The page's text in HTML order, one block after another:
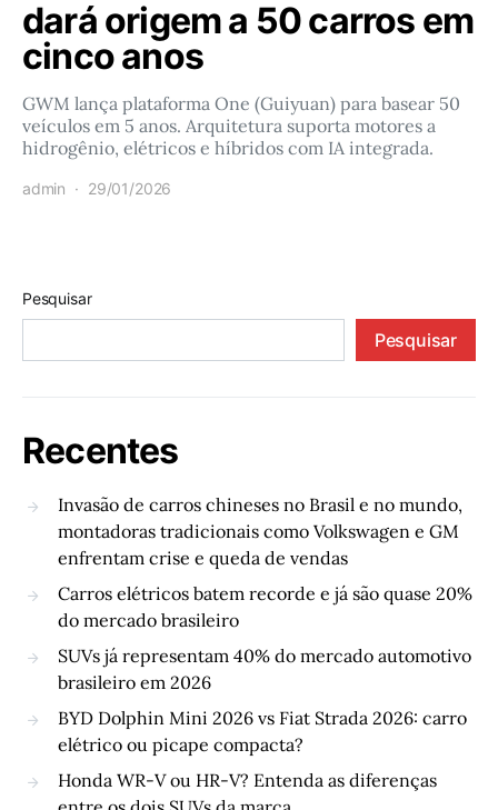
dará origem a 50 carros em
cinco anos
GWM lança plataforma One (Guiyuan) para basear 50
veículos em 5 anos. Arquitetura suporta motores a
hidrogênio, elétricos e híbridos com IA integrada.
admin 29/01/2026
Pesquisar
Pesquisar
Recentes
Invasão de carros chineses no Brasil e no mundo,
montadoras tradicionais como Volkswagen e GM
enfrentam crise e queda de vendas
Carros elétricos batem recorde e já são quase 20%
do mercado brasileiro
SUVs já representam 40% do mercado automotivo
brasileiro em 2026
BYD Dolphin Mini 2026 vs Fiat Strada 2026: carro
elétrico ou picape compacta?
Honda WR-V ou HR-V? Entenda as diferenças